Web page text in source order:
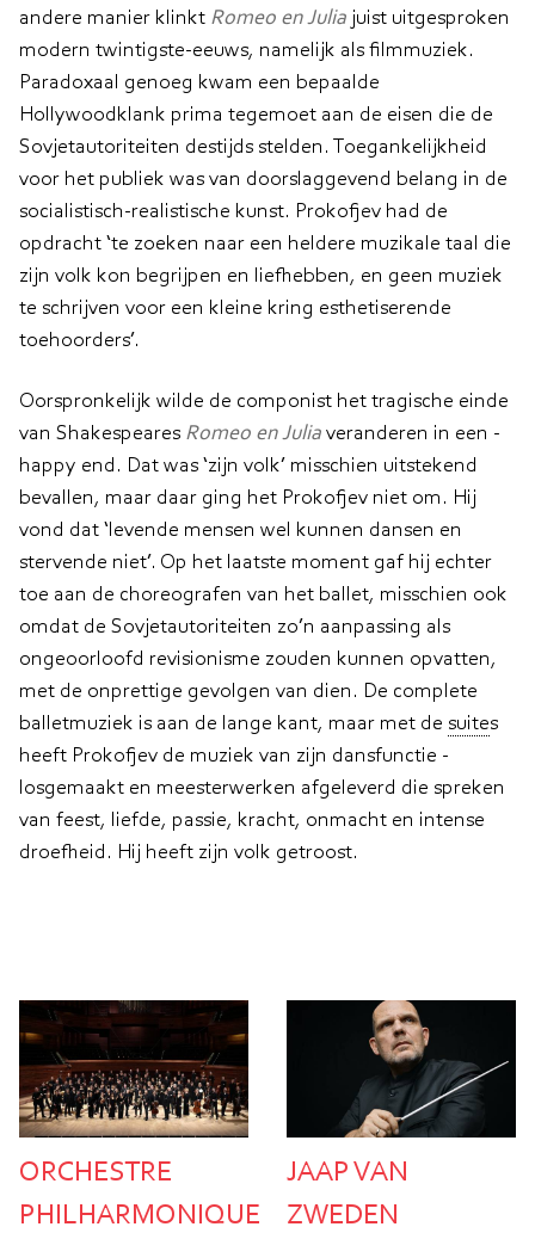
andere manier klinkt Romeo en Julia juist uitgesproken
modern twintigste-eeuws, namelijk als filmmuziek.
Paradoxaal genoeg kwam een bepaalde
Hollywoodklank prima tegemoet aan de eisen die de
Sovjetautoriteiten destijds stelden. Toegankelijkheid
voor het publiek was van doorslaggevend belang in de
­socialistisch-realistische kunst. Prokofjev had de
opdracht ‘te zoeken naar een heldere muzikale taal die
zijn volk kon begrijpen en liefhebben, en geen muziek
te schrijven voor een kleine kring esthetiserende
toehoorders’.
Oorspronkelijk wilde de componist het tragische einde
van Shakespeares ­ Romeo en Juliaveranderen in een ­
happy end. Dat was ‘zijn volk’ misschien uitstekend
bevallen, maar daar ging het Prokofjev niet om. Hij
vond dat ‘levende mensen wel kunnen dansen en
stervende niet’. Op het laatste moment gaf hij echter
toe aan de choreografen van het ballet, misschien ook
omdat de Sovjetautoriteiten zo’n aanpassing als
ongeoorloofd revisionisme zouden kunnen opvatten,
met de onprettige gevolgen van dien. De complete
balletmuziek is aan de lange kant, maar met de suites
heeft Prokofjev de muziek van zijn dansfunctie ­
losgemaakt en meesterwerken afgeleverd die spreken
van feest, liefde, passie, kracht, onmacht en intense
droefheid. Hij heeft zijn volk getroost.
ORCHESTRE
PHILHARMONIQUE
JAAP VAN
ZWEDEN